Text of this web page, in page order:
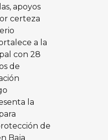
apoyos
certeza
a la
con 28
de
la
de
Baja